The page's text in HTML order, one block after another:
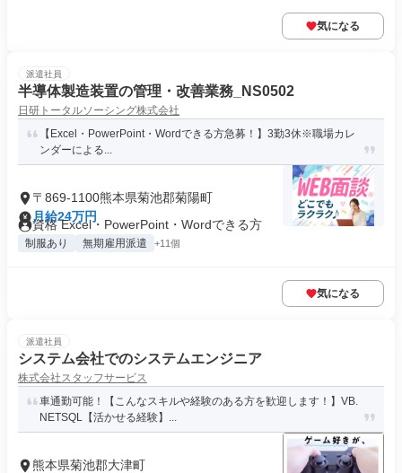
気になる
派遣社員
半導体製造装置の管理・改善業務_NS0502
日研トータルソーシング株式会社
【Excel・PowerPoint・Wordできる方急募！】3勤3休※職場カレ
ンダーによる...
〒869-1100熊本県菊池郡菊陽町
月給24万円
資格 Excel・PowerPoint・Wordできる方
制服あり 無期雇用派遣 +11個
気になる
派遣社員
システム会社でのシステムエンジニア
株式会社スタッフサービス
車通勤可能！【こんなスキルや経験のある方を歓迎します！】VB.
NETSQL【活かせる経験】...
熊本県菊池郡大津町